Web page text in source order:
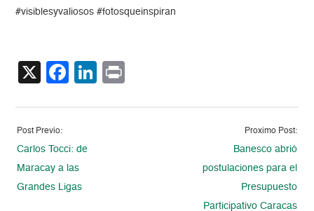
#visiblesyvaliosos #fotosqueinspiran
X Facebook
LinkedIn
Post Previo:
Carlos Tocci: de
Maracay a las
Grandes Ligas
Proximo Post:
Banesco abrió
postulaciones para el
Presupuesto
Participativo Caracas